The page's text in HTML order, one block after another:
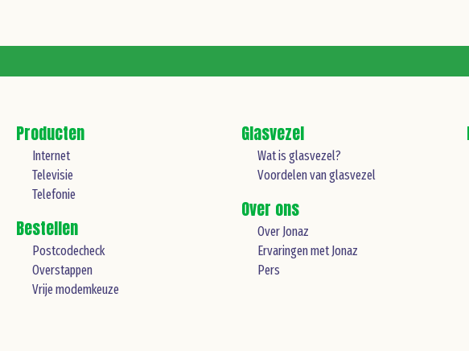
Producten
Internet
Televisie
Telefonie
Bestellen
Postcodecheck
Overstappen
Vrije modemkeuze
Glasvezel
Wat is glasvezel?
Voordelen van glasvezel
Over ons
Over Jonaz
Ervaringen met Jonaz
Pers